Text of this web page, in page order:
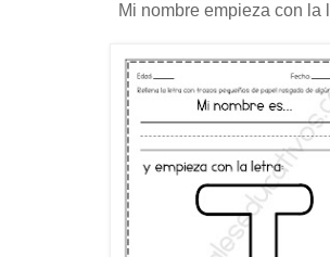
Mi nombre empieza con la